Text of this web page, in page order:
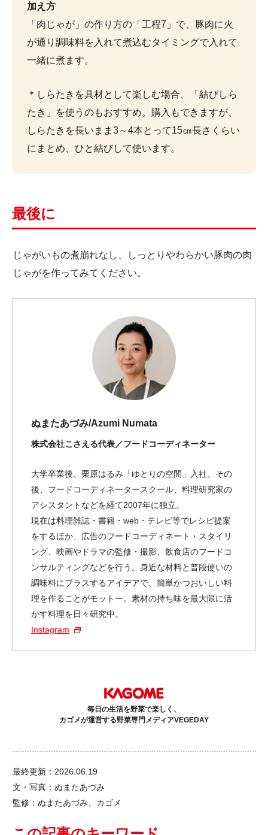
加え方
「肉じゃが」の作り方の「工程7」で、豚肉に火
が通り調味料を入れて煮込むタイミングで入れて
一緒に煮ます。
＊しらたきを具材として楽しむ場合、「結びしら
たき」を使うのもおすすめ。購入もできますが、
しらたきを長いまま3～4本とって15㎝長さくらい
にまとめ、ひと結びして使います。
最後に
じゃがいもの煮崩れなし、しっとりやわらかい豚肉の肉
じゃがを作ってみてください。
ぬまたあづみ/Azumi Numata
株式会社こさえる代表／フードコーディネーター
大学卒業後、栗原はるみ「ゆとりの空間」入社。その
後、フードコーディネータースクール、料理研究家の
アシスタントなどを経て2007年に独立。
現在は料理雑誌・書籍・web・テレビ等でレシピ提案
をするほか、広告のフードコーディネート・スタイリ
ング、映画やドラマの監修・撮影、飲食店のフードコ
ンサルティングなどを行う。身近な材料と普段使いの
調味料にプラスするアイデアで、簡単かつおいしい料
理を作ることがモットー。素材の持ち味を最大限に活
かす料理を日々研究中。
Instagram
毎日の生活を野菜で楽しく、
カゴメが運営する野菜専門メディアVEGEDAY
最終更新：2026.06.19
文・写真：ぬまたあづみ
監修：ぬまたあづみ、カゴメ